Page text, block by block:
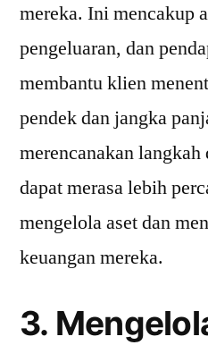
mereka. Ini mencakup
pengeluaran, dan
membantu klien
pendek dan jangka
merencanakan
dapat merasa lebih
mengelola aset dan
keuangan mereka.
3.